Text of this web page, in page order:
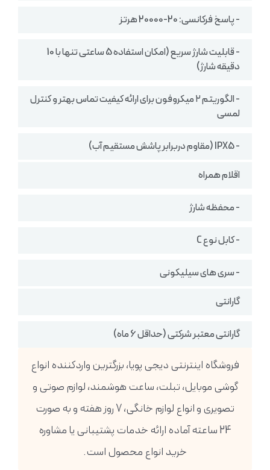
- پاسخ فرکانسی: 20-20000 هرتز
- قابلیت شارژ سریع (امکان استفاده 5 ساعتی تنها با 10
دقیقه شارژ)
- الگوریتم ۲ میکروفون برای ارائه کیفیت تماس بهتر و کنترل
لمسی
- IPX5 (مقاوم دربرابر پاشش مستقیم آب)
اقلام همراه
- محفظه شارژ
- کابل نوع C
- سری های سیلیکونی
گارانتی
گارانتی معتبر شرکتی (حداقل 6 ماه)
فروشگاه اینترنتی دیجی پویا، بزرگترین واردکننده انواع
گوشی موبایل، تبلت، ساعت هوشمند، لوازم صوتی و
تصویری و انواع لوازم خانگی، 7 روز هفته و به صورت
24 ساعته آماده ارائه خدمات پشتیبانی یا مشاوره
خرید انواع محصول است.